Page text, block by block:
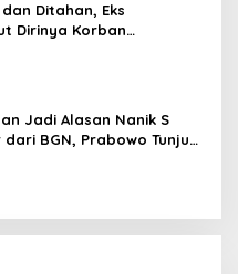
Ditahan, Eks
Dirinya Korban
Jadi Alasan Nanik S
BGN, Prabowo Tunjuk